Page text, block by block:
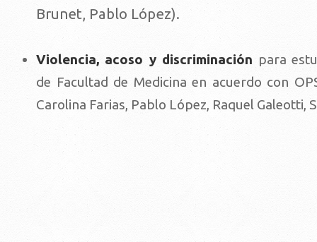
Brunet, Pablo López).
Violencia, acoso y discriminación para
de Facultad de Medicina en acuerdo con
Carolina Farias, Pablo López, Raquel Galeotti,